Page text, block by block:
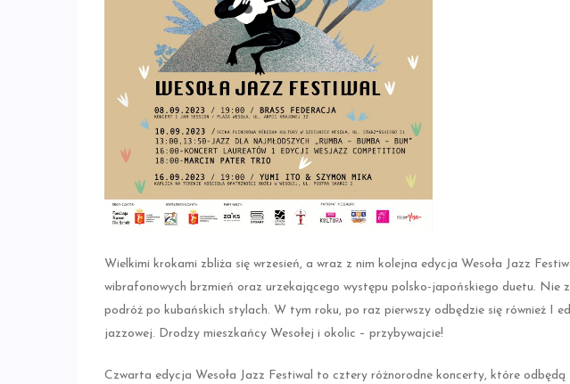
Wielkimi krokami zbliża się wrzesień, a wraz z nim kolejna edycja Wesoła Jazz
wibrafonowych brzmień oraz urzekającego występu polsko-japońskiego duetu. Nie
podróż po kubańskich stylach. W tym roku, po raz pierwszy odbędzie się również I
jazzowej. Drodzy mieszkańcy Wesołej i okolic – przybywajcie!
Czwarta edycja Wesoła Jazz Festiwal to cztery różnorodne koncerty, które odbędą